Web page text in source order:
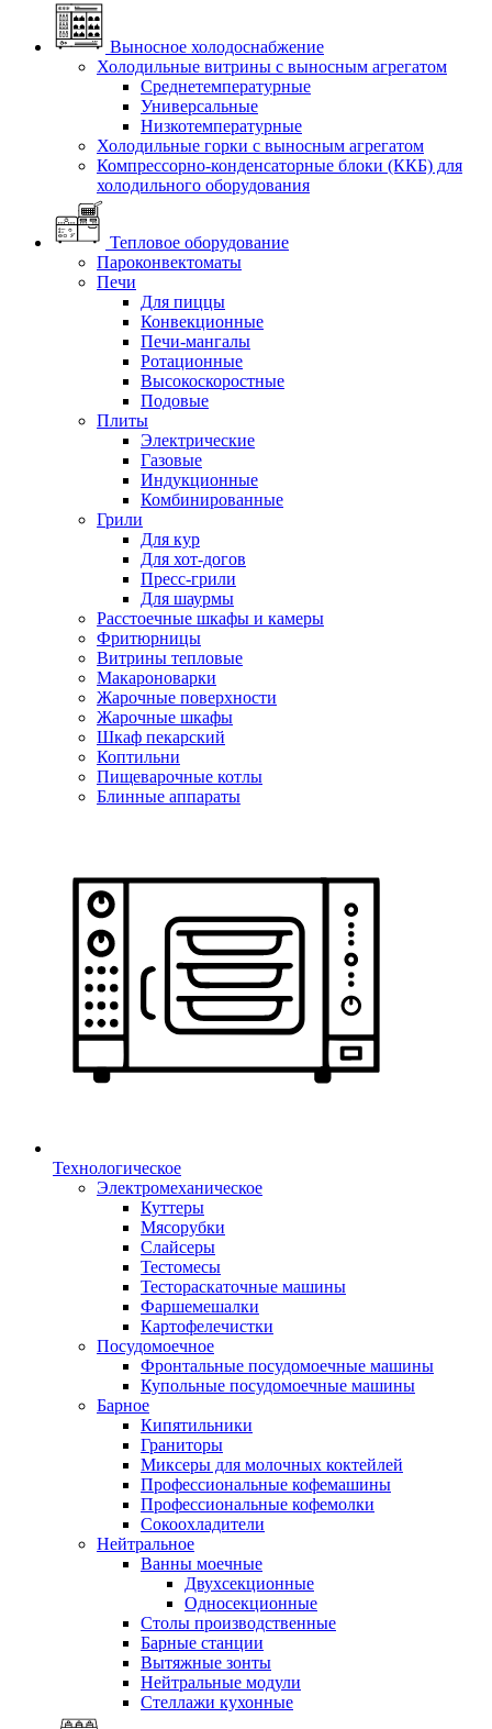
Выносное холодоснабжение
Холодильные витрины с выносным агрегатом
Среднетемпературные
Универсальные
Низкотемпературные
Холодильные горки с выносным агрегатом
Компрессорно-конденсаторные блоки (ККБ) для
холодильного оборудования
Тепловое оборудование
Пароконвектоматы
Печи
Для пиццы
Конвекционные
Печи-мангалы
Ротационные
Высокоскоростные
Подовые
Плиты
Электрические
Газовые
Индукционные
Комбинированные
Грили
Для кур
Для хот-догов
Пресс-грили
Для шаурмы
Расстоечные шкафы и камеры
Фритюрницы
Витрины тепловые
Макароноварки
Жарочные поверхности
Жарочные шкафы
Шкаф пекарский
Коптильни
Пищеварочные котлы
Блинные аппараты
Технологическое
Электромеханическое
Куттеры
Мясорубки
Слайсеры
Тестомесы
Тестораскаточные машины
Фаршемешалки
Картофелечистки
Посудомоечное
Фронтальные посудомоечные машины
Купольные посудомоечные машины
Барное
Кипятильники
Граниторы
Миксеры для молочных коктейлей
Профессиональные кофемашины
Профессиональные кофемолки
Сокоохладители
Нейтральное
Ванны моечные
Двухсекционные
Односекционные
Столы производственные
Барные станции
Вытяжные зонты
Нейтральные модули
Стеллажи кухонные